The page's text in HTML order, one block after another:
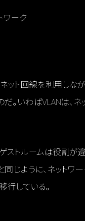
ワーク
ット回線を利用しな
。いわばVLANは、
ストルームは役割が
じように、ネットワ
行している。